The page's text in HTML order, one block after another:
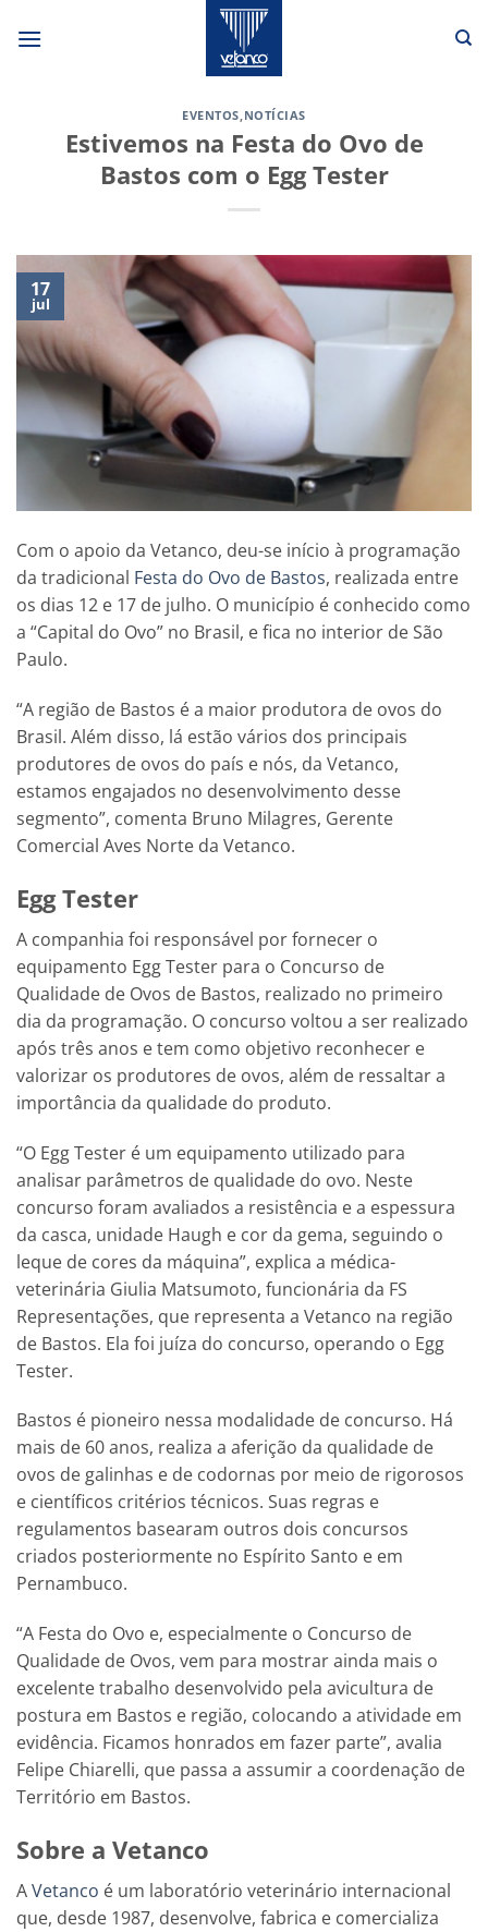
EVENTOS,NOTÍCIAS
Estivemos na Festa do Ovo de
Bastos com o Egg Tester
17
jul
Com o apoio da Vetanco, deu-se início à programação
da tradicional Festa do Ovo de Bastos, realizada entre
os dias 12 e 17 de julho. O município é conhecido como
a “Capital do Ovo” no Brasil, e fica no interior de São
Paulo.
“A região de Bastos é a maior produtora de ovos do
Brasil. Além disso, lá estão vários dos principais
produtores de ovos do país e nós, da Vetanco,
estamos engajados no desenvolvimento desse
segmento”, comenta Bruno Milagres, Gerente
Comercial Aves Norte da Vetanco.
Egg Tester
A companhia foi responsável por fornecer o
equipamento Egg Tester para o Concurso de
Qualidade de Ovos de Bastos, realizado no primeiro
dia da programação. O concurso voltou a ser realizado
após três anos e tem como objetivo reconhecer e
valorizar os produtores de ovos, além de ressaltar a
importância da qualidade do produto.
“O Egg Tester é um equipamento utilizado para
analisar parâmetros de qualidade do ovo. Neste
concurso foram avaliados a resistência e a espessura
da casca, unidade Haugh e cor da gema, seguindo o
leque de cores da máquina”, explica a médica-
veterinária Giulia Matsumoto, funcionária da FS
Representações, que representa a Vetanco na região
de Bastos. Ela foi juíza do concurso, operando o Egg
Tester.
Bastos é pioneiro nessa modalidade de concurso. Há
mais de 60 anos, realiza a aferição da qualidade de
ovos de galinhas e de codornas por meio de rigorosos
e científicos critérios técnicos. Suas regras e
regulamentos basearam outros dois concursos
criados posteriormente no Espírito Santo e em
Pernambuco.
“A Festa do Ovo e, especialmente o Concurso de
Qualidade de Ovos, vem para mostrar ainda mais o
excelente trabalho desenvolvido pela avicultura de
postura em Bastos e região, colocando a atividade em
evidência. Ficamos honrados em fazer parte”, avalia
Felipe Chiarelli, que passa a assumir a coordenação de
Território em Bastos.
Sobre a Vetanco
AVetanco é um laboratório veterinário internacional
que, desde 1987, desenvolve, fabrica e comercializa